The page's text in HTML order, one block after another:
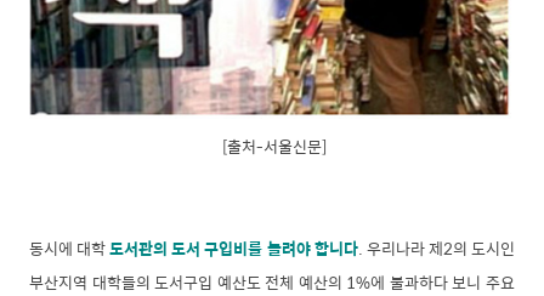
[출처-서울신문]
동시에 대학도서관의 도서 구입비를 늘려야 합니다. 우리나라 제2의 도시인
부산지역 대학들의 도서구입 예산도 전체 예산의 1%에 불과하다 보니 주요